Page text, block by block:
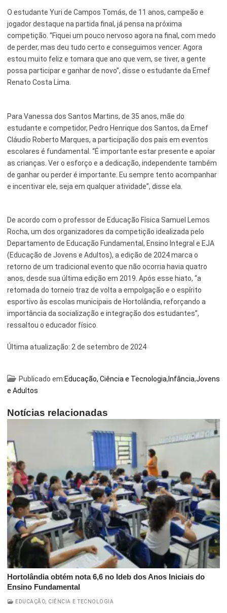
O estudante Yuri de Campos Tomás, de 11 anos, campeão e
jogador destaque na partida final, já pensa na próxima
competição. “Fiquei um pouco nervoso agora na final, com medo
de perder, mas deu tudo certo e conseguimos vencer. Agora
estou muito feliz e tomara que ano que vem, se tiver, a gente
possa participar e ganhar de novo”, disse o estudante da Emef
Renato Costa Lima.
Para Vanessa dos Santos Martins, de 35 anos, mãe do
estudante e competidor, Pedro Henrique dos Santos, da Emef
Cláudio Roberto Marques, a participação dos pais em eventos
escolares é fundamental. “É importante estar presente e apoiar
as crianças. Ver o esforço e a dedicação, independente também
de ganhar ou perder é importante. Eu sempre tento acompanhar
e incentivar ele, seja em qualquer atividade”, disse ela.
De acordo com o professor de Educação Física Samuel Lemos
Rocha, um dos organizadores da competição idealizada pelo
Departamento de Educação Fundamental, Ensino Integral e EJA
(Educação de Jovens e Adultos), a edição de 2024 marca o
retorno de um tradicional evento que não ocorria havia quatro
anos, desde sua última edição em 2019. Após esse hiato, “a
retomada do torneio traz de volta a empolgação e o espírito
esportivo às escolas municipais de Hortolândia, reforçando a
importância da socialização e integração dos estudantes”,
ressaltou o educador físico.
Última atualização: 2 de setembro de 2024
Publicado em:Educação, Ciência e Tecnologia, Infância,Jovens
e Adultos
Notícias relacionadas
Hortolândia obtém nota 6,6 no Ideb dos Anos Iniciais do
Ensino Fundamental
EDUCAÇÃO, CIÊNCIA E TECNOLOGIA